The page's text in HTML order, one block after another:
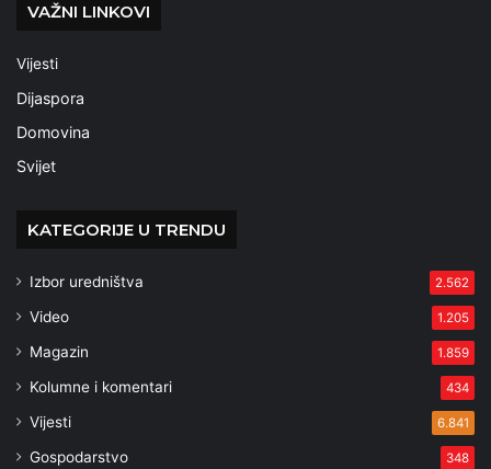
VAŽNI LINKOVI
Vijesti
Dijaspora
Domovina
Svijet
KATEGORIJE U TRENDU
Izbor uredništva 2.562
Video 1.205
Magazin 1.859
Kolumne i komentari 434
Vijesti 6.841
Gospodarstvo 348